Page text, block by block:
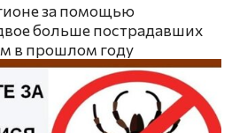
за помощью
больше пострадавших
в прошлом году